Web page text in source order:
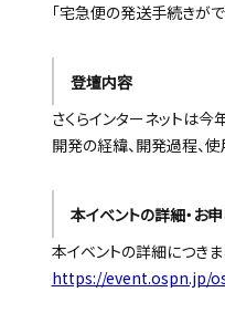
「宅急便の発送手続きが
登壇内容
さくらインターネットは
開発の経緯、開発過程、
本イベントの詳細・お
本イベントの詳細につきま
https://event.ospn.jp/